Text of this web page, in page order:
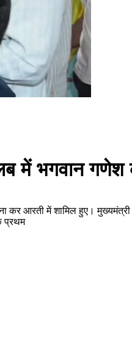
में भगवान गणेश
आरती में शामिल हुए।
प्रथम